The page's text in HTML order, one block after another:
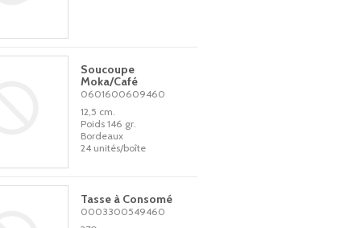
Soucoupe
Moka/Café
0601600609460
12,5 cm.
Poids 146 gr.
Bordeaux
24 unités/boîte
Tasse à Consomé
0003300549460